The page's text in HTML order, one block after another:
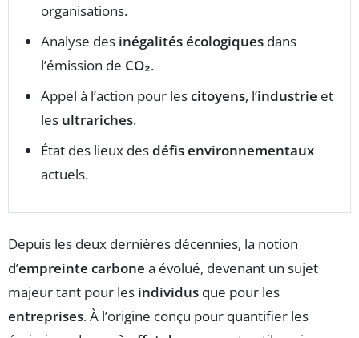
organisations.
Analyse des inégalités écologiques dans
l’émission de CO₂.
Appel à l’action pour lescitoyens, l’industrie et
les ultrariches.
État des lieux desdéfis environnementaux
actuels.
Depuis les deux dernières décennies, la notion
d’empreinte carbone a évolué, devenant un sujet
majeur tant pour les individus que pour les
entreprises. À l’origine conçu pour quantifier les